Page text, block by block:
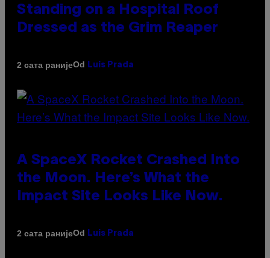
Standing on a Hospital Roof
Dressed as the Grim Reaper
2 сата ранијеOd Luis Prada
A SpaceX Rocket Crashed Into
the Moon. Here’s What the
Impact Site Looks Like Now.
2 сата ранијеOd Luis Prada